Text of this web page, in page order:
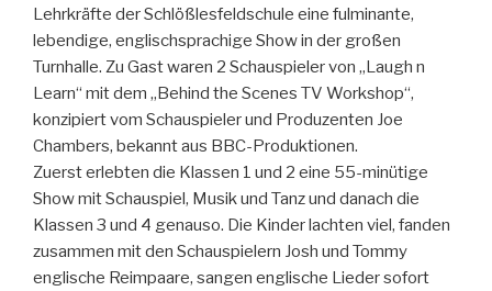
Lehrkräfte der Schlößlesfeldschule eine fulminante,
lebendige, englischsprachige Show in der großen
Turnhalle. Zu Gast waren 2 Schauspieler von „Laugh n
Learn“ mit dem „Behind the Scenes TV Workshop“,
konzipiert vom Schauspieler und Produzenten Joe
Chambers, bekannt aus BBC-Produktionen.
Zuerst erlebten die Klassen 1 und 2 eine 55-minütige
Show mit Schauspiel, Musik und Tanz und danach die
Klassen 3 und 4 genauso. Die Kinder lachten viel, fanden
zusammen mit den Schauspielern Josh und Tommy
englische Reimpaare, sangen englische Lieder sofort